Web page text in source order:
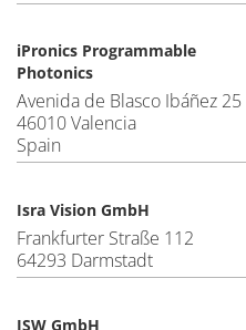
iPronics Programmable
Photonics
Avenida de Blasco Ibáñez 25
46010 Valencia
Spain
Isra Vision GmbH
Frankfurter Straße 112
64293 Darmstadt
ISW GmbH